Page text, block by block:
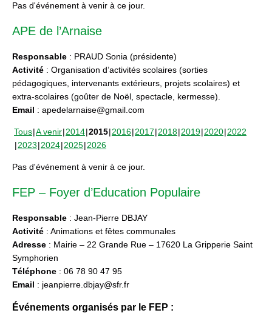
Pas d'événement à venir à ce jour.
APE de l’Arnaise
Responsable : PRAUD Sonia (présidente)
Activité : Organisation d’activités scolaires (sorties
pédagogiques, intervenants extérieurs, projets scolaires) et
extra-scolaires (goûter de Noël, spectacle, kermesse).
Email : apedelarnaise@gmail.com
Tous A venir 2014 2015 2016 2017 2018 2019 2020 2022
2023 2024 2025 2026
Pas d'événement à venir à ce jour.
FEP – Foyer d’Education Populaire
Responsable : Jean-Pierre DBJAY
Activité : Animations et fêtes communales
Adresse : Mairie – 22 Grande Rue – 17620 La Gripperie Saint
Symphorien
Téléphone : 06 78 90 47 95
Email : jeanpierre.dbjay@sfr.fr
Événements organisés par le FEP :